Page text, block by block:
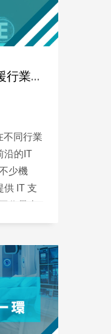
【創科解碼@iM網欄】IT支援行業的人工智能應用
不同行業
沿的IT
少機
供 IT 支
我們亦
所「薰